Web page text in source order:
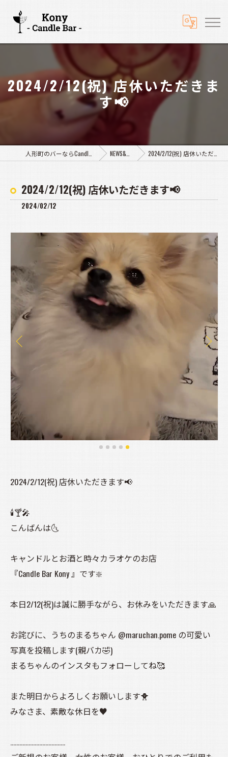
2024/2/12(祝) 店休いただきま
す📢
NEWS&BLOG 2024/2/12(祝) 店休いただきます📢
2024/2/12(祝) 店休いただきます📢
2024/02/12
2024/2/12(祝) 店休いただきます📢
🕯️🍸️🎤
こんばんは🌜️
キャンドルとお酒と時々カラオケのお店
『Candle Bar Kony 』です❇️
本日2/12(祝)は誠に勝手ながら、お休みをいただきます🙏
お詫びに、うちのまるちゃん @maruchan.pome の可愛い
写真を投稿します(親バカ🤣)
まるちゃんのインスタもフォローしてね🥰
また明日からよろしくお願いします🐥
みなさま、素敵な休日を♥️
………………………………